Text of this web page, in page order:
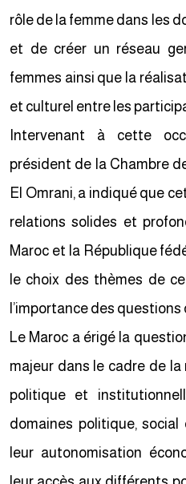
rôle de la femme dans les
et de créer un réseau
femmes ainsi que la
et culturel entre les
Intervenant à cette
président de la Chambre
El Omrani, a indiqué que
relations solides et
Maroc et la République
le choix des thèmes de
l’importance des questions
Le Maroc a érigé la
majeur dans le cadre de
politique et
domaines politique,
leur autonomisation